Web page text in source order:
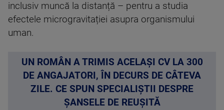
inclusiv muncă la distanță – pentru a studia
efectele microgravitației asupra organismului
uman.
UN ROMÂN A TRIMIS ACELAȘI CV LA 300
DE ANGAJATORI, ÎN DECURS DE CÂTEVA
ZILE. CE SPUN SPECIALIȘTII DESPRE
ȘANSELE DE REUȘITĂ